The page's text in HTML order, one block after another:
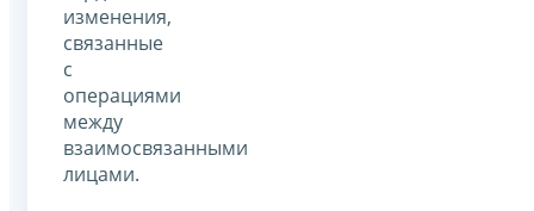
изменения,
связанные
с
операциями
между
взаимосвязанными
лицами.